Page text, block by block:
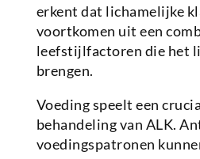
erkent dat lichamelijke
voortkomen uit een
leefstijlfactoren die het
brengen.
Voeding speelt een
behandeling van ALK.
voedingspatronen